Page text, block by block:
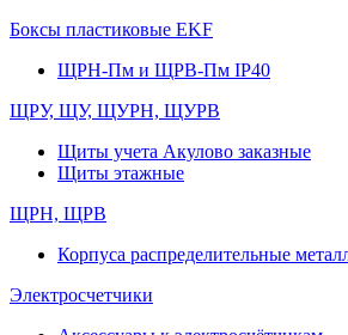
Боксы пластиковые EKF
ЩРН-Пм и ЩРВ-Пм IP40
ЩРУ, ЩУ, ЩУРН, ЩУРВ
Щиты учета Акулово заказные
Щиты этажные
ЩРН, ЩРВ
Корпуса распределительные
Электросчетчики